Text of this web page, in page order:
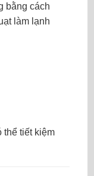
bằng cách
làm lạnh
thể tiết kiệm